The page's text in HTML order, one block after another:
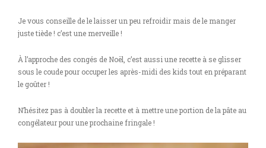
Je vous conseille de le laisser un peu refroidir mais de le manger
juste tiède ! c’est une merveille !
À l’approche des congés de Noël, c’est aussi une recette à se glisser
sous le coude pour occuper les après-midi des kids tout en préparant
le goûter !
N’hésitez pas à doubler la recette et à mettre une portion de la pâte au
congélateur pour une prochaine fringale !